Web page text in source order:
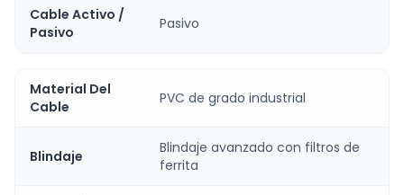
Cable Activo /
Pasivo
Pasivo
Material Del
Cable
PVC de grado industrial
Blindaje
Blindaje avanzado con filtros de
ferrita